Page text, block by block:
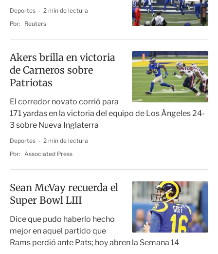
Deportes
2 min de lectura
Por:
Reuters
Akers brilla en victoria
de Carneros sobre
Patriotas
El corredor novato corrió para
171 yardas en la victoria del equipo de Los Ángeles 24-
3 sobre Nueva Inglaterra
Deportes
2 min de lectura
Por: Associated Press
Sean McVay recuerda el
Super Bowl LIII
Dice que pudo haberlo hecho
mejor en aquel partido que
Rams perdió ante Pats; hoy abren la Semana 14